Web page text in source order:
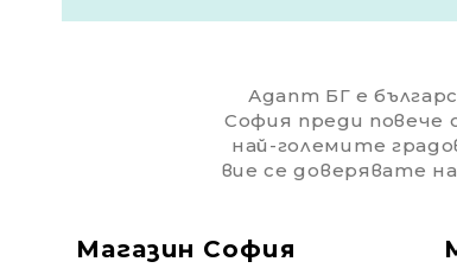
Адапт БГ е
София преди повече
най-големите
вие се доверявате
Магазин София